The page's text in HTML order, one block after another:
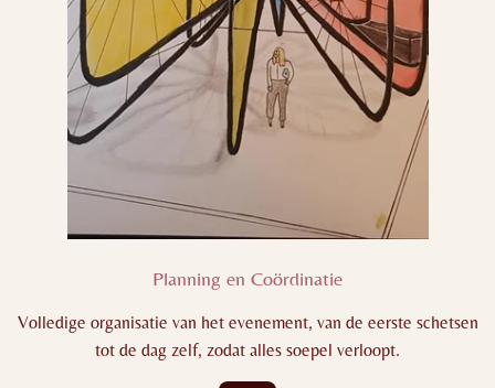
Planning en Coördinatie
Volledige organisatie van het evenement, van de eerste schetsen
tot de dag zelf, zodat alles soepel verloopt.